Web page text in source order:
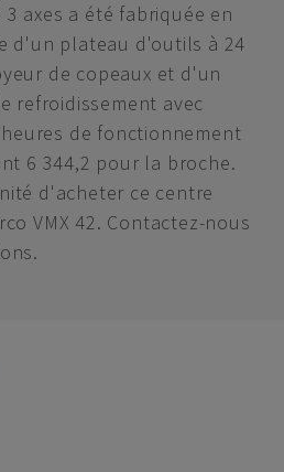
3 axes a été fabriquée en
d'un plateau d'outils à 24
de copeaux et d'un
refroidissement avec
de fonctionnement
6 344,2 pour la broche.
d'acheter ce centre
VMX 42. Contactez-nous